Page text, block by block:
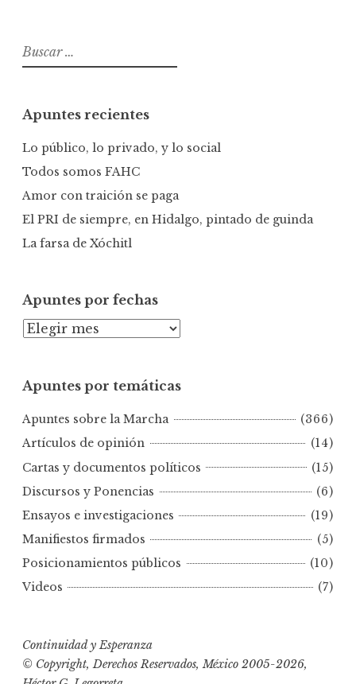
B
u
a
r
Apuntes recientes
Lo público, lo privado, y lo social
Todos somos FAHC
Amor con traición se paga
El PRI de siempre, en Hidalgo, pintado de guinda
La farsa de Xóchitl
Apuntes por fechas
A
n
e
s
p
r
f
e
c
a
Apuntes por temáticas
Apuntes sobre la Marcha
(366)
Artículos de opinión
(14)
Cartas y documentos políticos
(15)
Discursos y Ponencias
(6)
Ensayos e investigaciones
(19)
Manifiestos firmados
(5)
Posicionamientos públicos
(10)
Videos
(7)
Continuidad y Esperanza
© Copyright, Derechos Reservados, México 2005-2026,